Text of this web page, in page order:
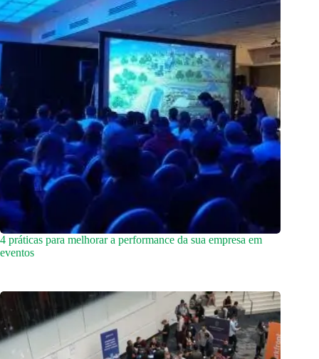
4 práticas para melhorar a performance da sua empresa em
eventos